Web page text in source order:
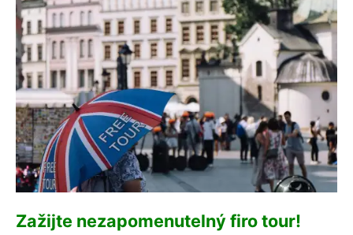
Zažijte nezapomenutelný firo tour!